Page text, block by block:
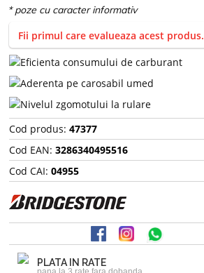
Fii primul care evalueaza acest produs.
Cod produs: 47377
Cod EAN: 3286340495516
Cod CAI: 04955
PLATA IN RATE